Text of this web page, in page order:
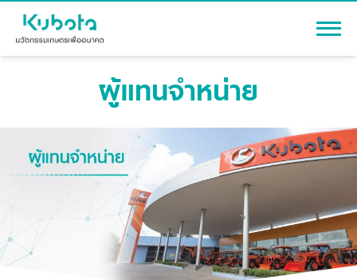
สินค้า
เครื่องจักรกลการเกษตร
แทรกเตอร์
อุปกรณ์ต่อพ่วงแทรกเตอร์
รถเกี่ยวนวดข้าว
สาระความรู้
ผู้แทนจำหน่าย